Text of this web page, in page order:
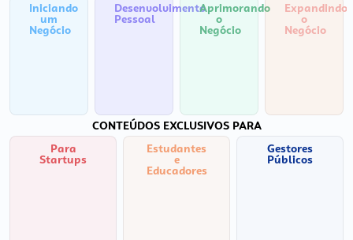
Iniciando
um
Negócio
Desenvolvimento
Pessoal
Aprimorando
o
Negócio
Expandindo
o
Negócio
CONTEÚDOS EXCLUSIVOS PARA
Para
Startups
Estudantes
e
Educadores
Gestores
Públicos